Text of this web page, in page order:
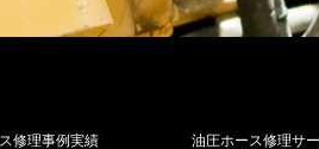
修理事例実績 油圧ホース修理サ